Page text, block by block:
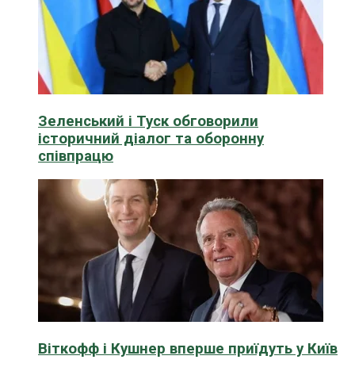
Зеленський і Туск обговорили
історичний діалог та оборонну
співпрацю
Віткофф і Кушнер вперше приїдуть у Київ